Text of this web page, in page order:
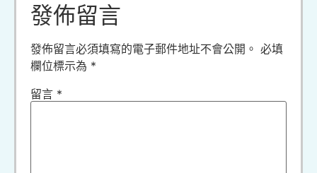
發佈留言
發佈留言必須填寫的電子郵件地址不會公開。 必填
欄位標示為 *
留言 *